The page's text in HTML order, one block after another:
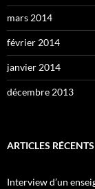
mars 2014
février 2014
janvier 2014
décembre 2013
ARTICLES RÉCENTS
Interview d’un